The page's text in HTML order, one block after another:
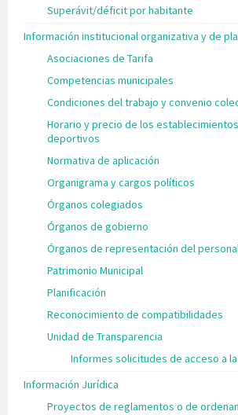
Superávit/déficit por habitante
Información institucional organizativa y de
Asociaciones de Tarifa
Competencias municipales
Condiciones del trabajo y convenio
Horario y precio de los
deportivos
Normativa de aplicación
Organigrama y cargos políticos
Órganos colegiados
Órganos de gobierno
Órganos de representación del
Patrimonio Municipal
Planificación
Reconocimiento de compatibilidades
Unidad de Transparencia
Informes solicitudes de acceso a
Información Jurídica
Proyectos de reglamentos o de